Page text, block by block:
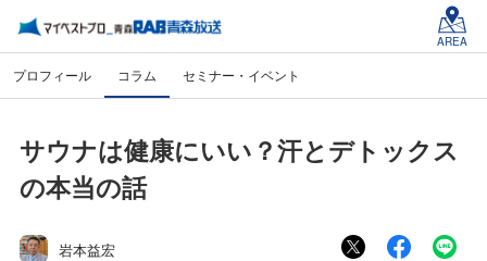
AREA
プロフィール コラム セミナー・イベント
サウナは健康にいい？汗とデトックス
の本当の話
岩本益宏